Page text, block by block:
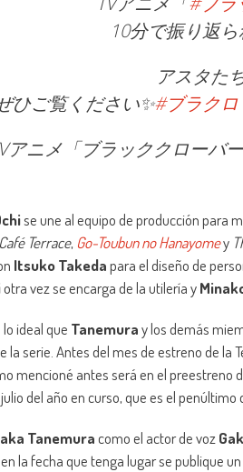
10分で振り返
アスタた
ひご覧ください✨#ブラクロ
アニメ「ブラッククローバ
se une al equipo de producción para
Terrace, Go-Toubun no Hanayomey
Itsuko Takedapara el diseño de
otra vez se encarga de la utilería y
ideal que Tanemuray los demás
la serie. Antes del mes de estreno de la
mencioné antes será en el preestreno
del año en curso, que es el penúltimo
Tanemuracomo el actor de voz
la fecha que tenga lugar se publique